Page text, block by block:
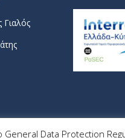
Γιαλός
Data Protection